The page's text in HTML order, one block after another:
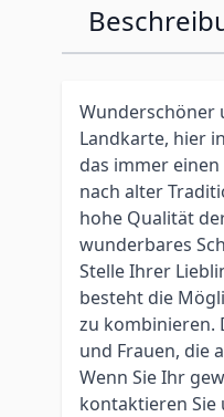
Wunderschöner
Landkarte, hier
das immer
nach alter
hohe Qualität
wunderbares
Stelle Ihrer
besteht die
zu kombinieren.
und Frauen, die
Wenn Sie Ihr
kontaktieren Sie